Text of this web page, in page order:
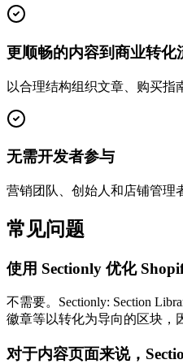
更顺畅的内容到商业转化
以合理结构组织文章、购买
无需开发者参与
营销团队、创始人和店铺管理
常见问题
使用 Sectionly 优化
不需要。Sectionly: Section
徽章等以转化为导向的区块，
对于内容页面来说，